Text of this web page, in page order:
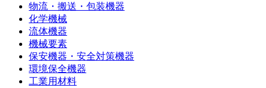
物流・搬送・包装機器
化学機械
流体機器
機械要素
保安機器・安全対策機器
環境保全機器
工業用材料